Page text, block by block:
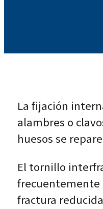
La fijación
alambres o
huesos se
El tornillo
frecuentemente
fractura